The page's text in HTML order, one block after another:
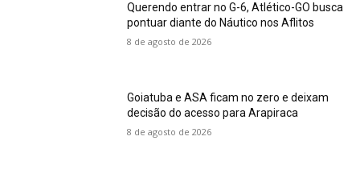
Querendo entrar no G-6, Atlético-GO busca
pontuar diante do Náutico nos Aflitos
8 de agosto de 2026
Goiatuba e ASA ficam no zero e deixam
decisão do acesso para Arapiraca
8 de agosto de 2026